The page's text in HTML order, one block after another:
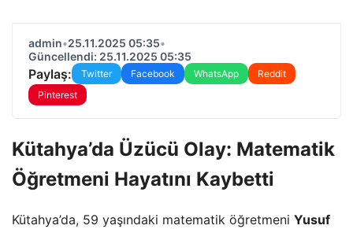
admin•25.11.2025 05:35•
Güncellendi: 25.11.2025 05:35
Paylaş: Twitter Facebook WhatsApp
Reddit
Pinterest
Kütahya’da Üzücü Olay: Matematik
Öğretmeni Hayatını Kaybetti
Kütahya’da, 59 yaşındaki matematik öğretmeni Yusuf